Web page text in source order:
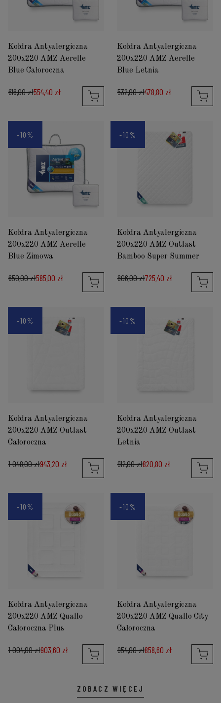
Kołdra Antyalergiczna
200x220 AMZ Aerelle
Blue Całoroczna
616,00 zł554,40 zł
Kołdra Antyalergiczna
200x220 AMZ Aerelle
Blue Letnia
532,00 zł478,80 zł
Kołdra Antyalergiczna
200x220 AMZ Aerelle
Blue Zimowa
650,00 zł585,00 zł
-10%
Kołdra Antyalergiczna
200x220 AMZ Outlast
Bamboo Super Summer
806,00 zł725,40 zł
-10%
Kołdra Antyalergiczna
200x220 AMZ Outlast
Całoroczna
1 048,00 zł943,20 zł
-10%
Kołdra Antyalergiczna
200x220 AMZ Outlast
Letnia
912,00 zł820,80 zł
-10%
Kołdra Antyalergiczna
200x220 AMZ Quallo
Całoroczna Plus
1 004,00 zł903,60 zł
-10%
Kołdra Antyalergiczna
200x220 AMZ Quallo City
Całoroczna
954,00 zł858,60 zł
-10%
ZOBACZ WIĘCEJ